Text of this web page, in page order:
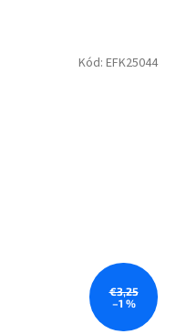
€3,25
–1 %
Kód: EFK25044